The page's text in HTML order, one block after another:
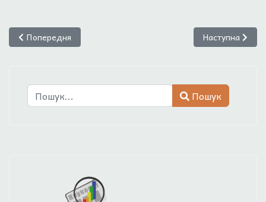
Попередня стаття: Науковцям
Попередня Наступна
Наступна
Пошук
Пошук